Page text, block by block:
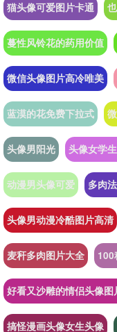
猫头像可爱图片卡通
蔓性风铃花的药用价值
微信头像图片高冷唯美
蓝漠的花免费下拉式
头像男阳光 头像女学
动漫男头像可爱 多肉
头像男动漫冷酷图片高清
麦秆多肉图片大全 100
好看又沙雕的情侣头像图
搞怪漫画头像女生头像